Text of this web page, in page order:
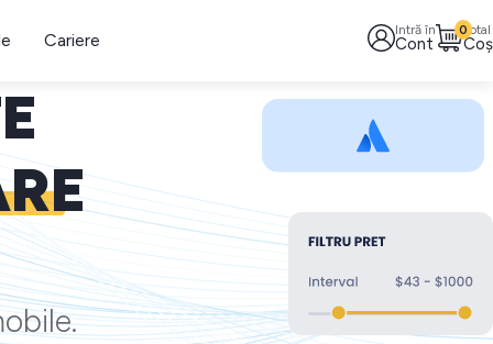
Cariere Intră în
Cont
Total
Coș
0